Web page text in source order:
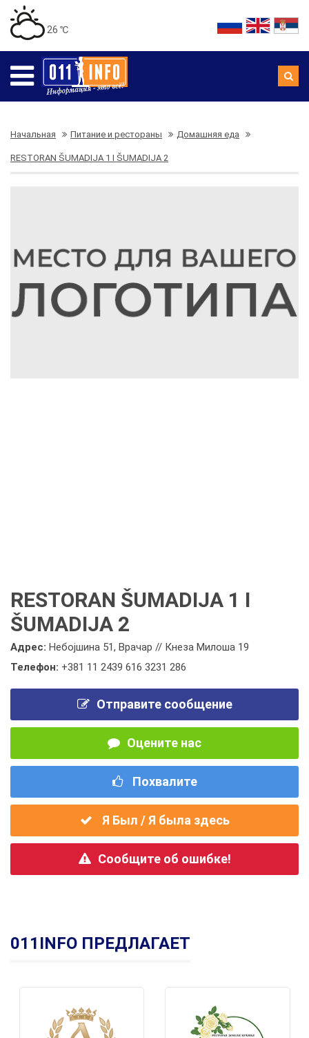
26 ℃
Начальная Питание и рестораны Домашняя еда
RESTORAN ŠUMADIJA 1 I ŠUMADIJA 2
RESTORAN ŠUMADIJA 1 I
ŠUMADIJA 2
Адрес: Небојшина 51, Врачар // Кнеза Милоша 19
Телефон: +381 11 2439 616 3231 286
Отправите сообщение
Оцените нас
Похвалите
Я Был / Я была здесь
Сообщите об ошибке!
011INFO ПРЕДЛАГАЕТ